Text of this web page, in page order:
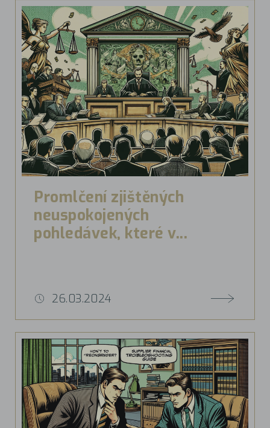
Promlčení zjištěných
neuspokojených
pohledávek, které v...
26.03.2024